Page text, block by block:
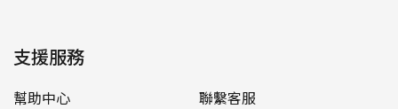
支援服務
幫助中心
聯繫客服